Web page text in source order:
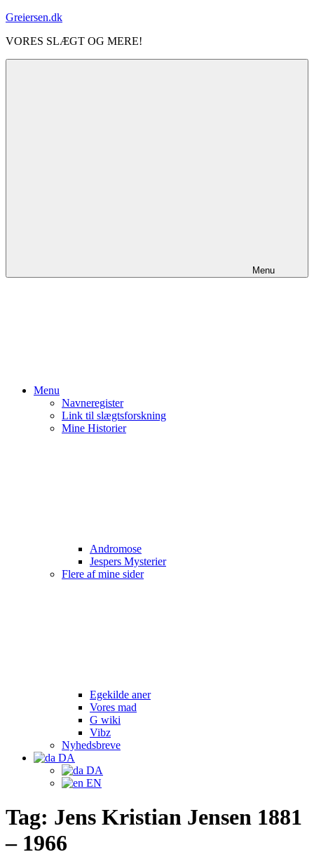
Videre
indhold
Greiersen.dk
VORES SLÆGT OG MERE!
Menu
Menu
Navneregister
Link til slægtsforskning
Mine Historier
Andromose
Jespers Mysterier
Flere af mine sider
Egekilde aner
Vores mad
G wiki
Vibz
Nyhedsbreve
DA
DA
EN
Tag: Jens Kristian Jensen 1881
– 1966